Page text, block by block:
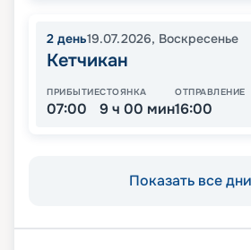
2 день19.07.2026, Воскресенье
Кетчикан
ПРИБЫТИЕ
07:00
СТОЯНКА
9 ч 00 мин
ОТПРАВЛЕНИЕ
16:00
Показать все